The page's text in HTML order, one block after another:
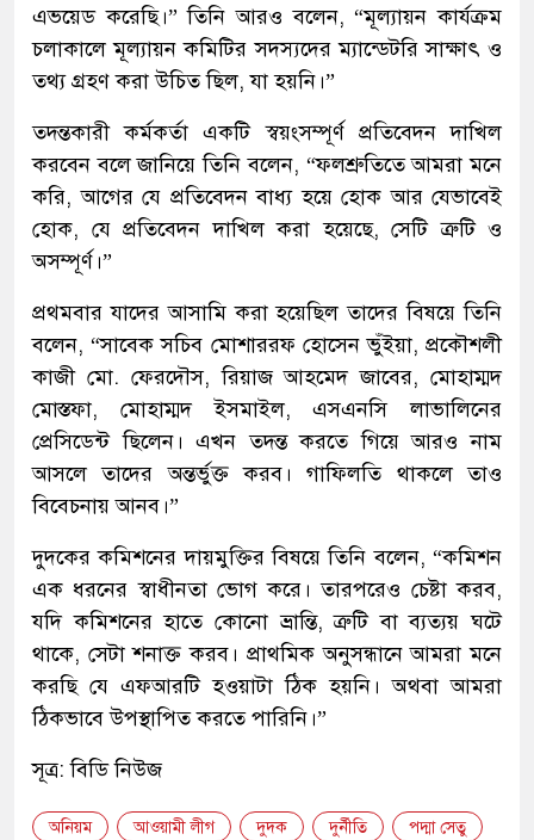
এভয়েড করেছি।” তিনি আরও বলেন, “মূল্যায়ন কার্যক্রম
চলাকালে মূল্যায়ন কমিটির সদস্যদের ম্যান্ডেটরি সাক্ষাৎ ও
তথ্য গ্রহণ করা উচিত ছিল, যা হয়নি।”
তদন্তকারী কর্মকর্তা একটি স্বয়ংসম্পূর্ণ প্রতিবেদন দাখিল
করবেন বলে জানিয়ে তিনি বলেন, “ফলশ্রুতিতে আমরা মনে
করি, আগের যে প্রতিবেদন বাধ্য হয়ে হোক আর যেভাবেই
হোক, যে প্রতিবেদন দাখিল করা হয়েছে, সেটি ত্রুটি ও
অসম্পূর্ণ।”
প্রথমবার যাদের আসামি করা হয়েছিল তাদের বিষয়ে তিনি
বলেন, “সাবেক সচিব মোশাররফ হোসেন ভুঁইয়া, প্রকৌশলী
কাজী মো. ফেরদৌস, রিয়াজ আহমেদ জাবের, মোহাম্মদ
মোস্তফা, মোহাম্মদ ইসমাইল, এসএনসি লাভালিনের
প্রেসিডেন্ট ছিলেন। এখন তদন্ত করতে গিয়ে আরও নাম
আসলে তাদের অন্তর্ভুক্ত করব। গাফিলতি থাকলে তাও
বিবেচনায় আনব।”
দুদকের কমিশনের দায়মুক্তির বিষয়ে তিনি বলেন, “কমিশন
এক ধরনের স্বাধীনতা ভোগ করে। তারপরেও চেষ্টা করব,
যদি কমিশনের হাতে কোনো ভ্রান্তি, ত্রুটি বা ব্যত্যয় ঘটে
থাকে, সেটা শনাক্ত করব। প্রাথমিক অনুসন্ধানে আমরা মনে
করছি যে এফআরটি হওয়াটা ঠিক হয়নি। অথবা আমরা
ঠিকভাবে উপস্থাপিত করতে পারিনি।”
সূত্র: বিডি নিউজ
অনিয়ম আওয়ামী লীগ দুদক দুর্নীতি পদ্মা সেতু